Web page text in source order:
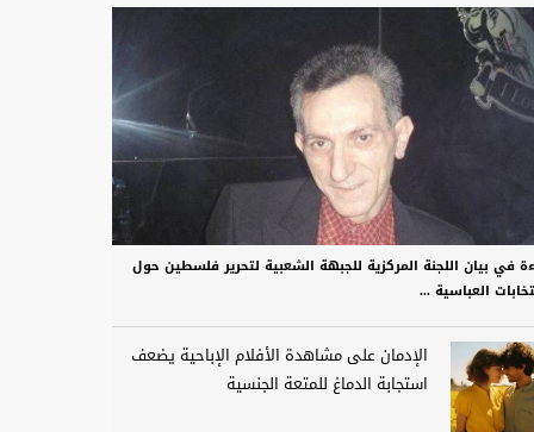
في بيان اللجنة المركزية للجبهة الشعبية لتحرير فلسطين حول
العباسية ...
الإدمان على مشاهدة الأفلام الإباحية يضعف
استجابة الدماغ للمتعة الجنسية